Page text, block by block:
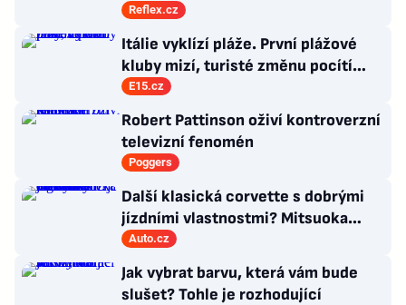
moc nevědí, co s ním
Reflex.cz
Itálie vyklízí pláže. První plážové
kluby mizí, turisté změnu pocítí
brzy
E15.cz
Robert Pattinson oživí kontroverzní
televizní fenomén
Poggers
Další klasická corvette s dobrými
jízdními vlastnostmi? Mitsuoka
znovu využije legendární MX-5
Auto.cz
Jak vybrat barvu, která vám bude
slušet? Tohle je rozhodující